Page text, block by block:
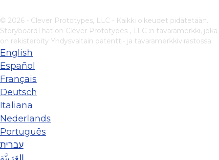
© 2026 - Clever Prototypes, LLC - Kaikki oikeudet pidätetään.
StoryboardThat on Clever Prototypes , LLC :n tavaramerkki, joka
on rekisteröity Yhdysvaltain patentti- ja tavaramerkkivirastossa.
English
Español
Français
Deutsch
Italiana
Nederlands
Português
עברית